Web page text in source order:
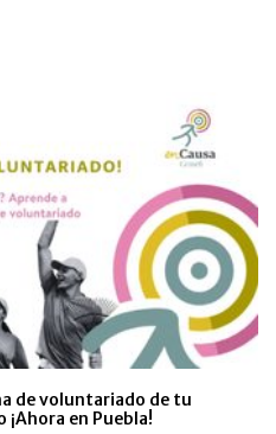
de voluntariado de tu
¡Ahora en Puebla!